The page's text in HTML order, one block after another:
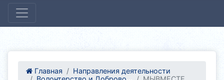
Главная
Направления деятельности